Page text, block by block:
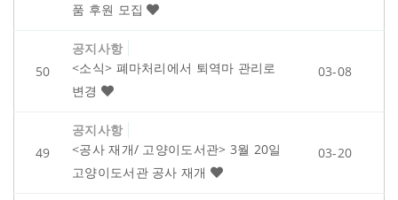
품 후원 모집
50
공지사항
<소식> 폐마처리에서 퇴역마 관리로
변경
03-08
49
공지사항
<공사 재개/ 고양이도서관> 3월 20일
고양이도서관 공사 재개
03-20